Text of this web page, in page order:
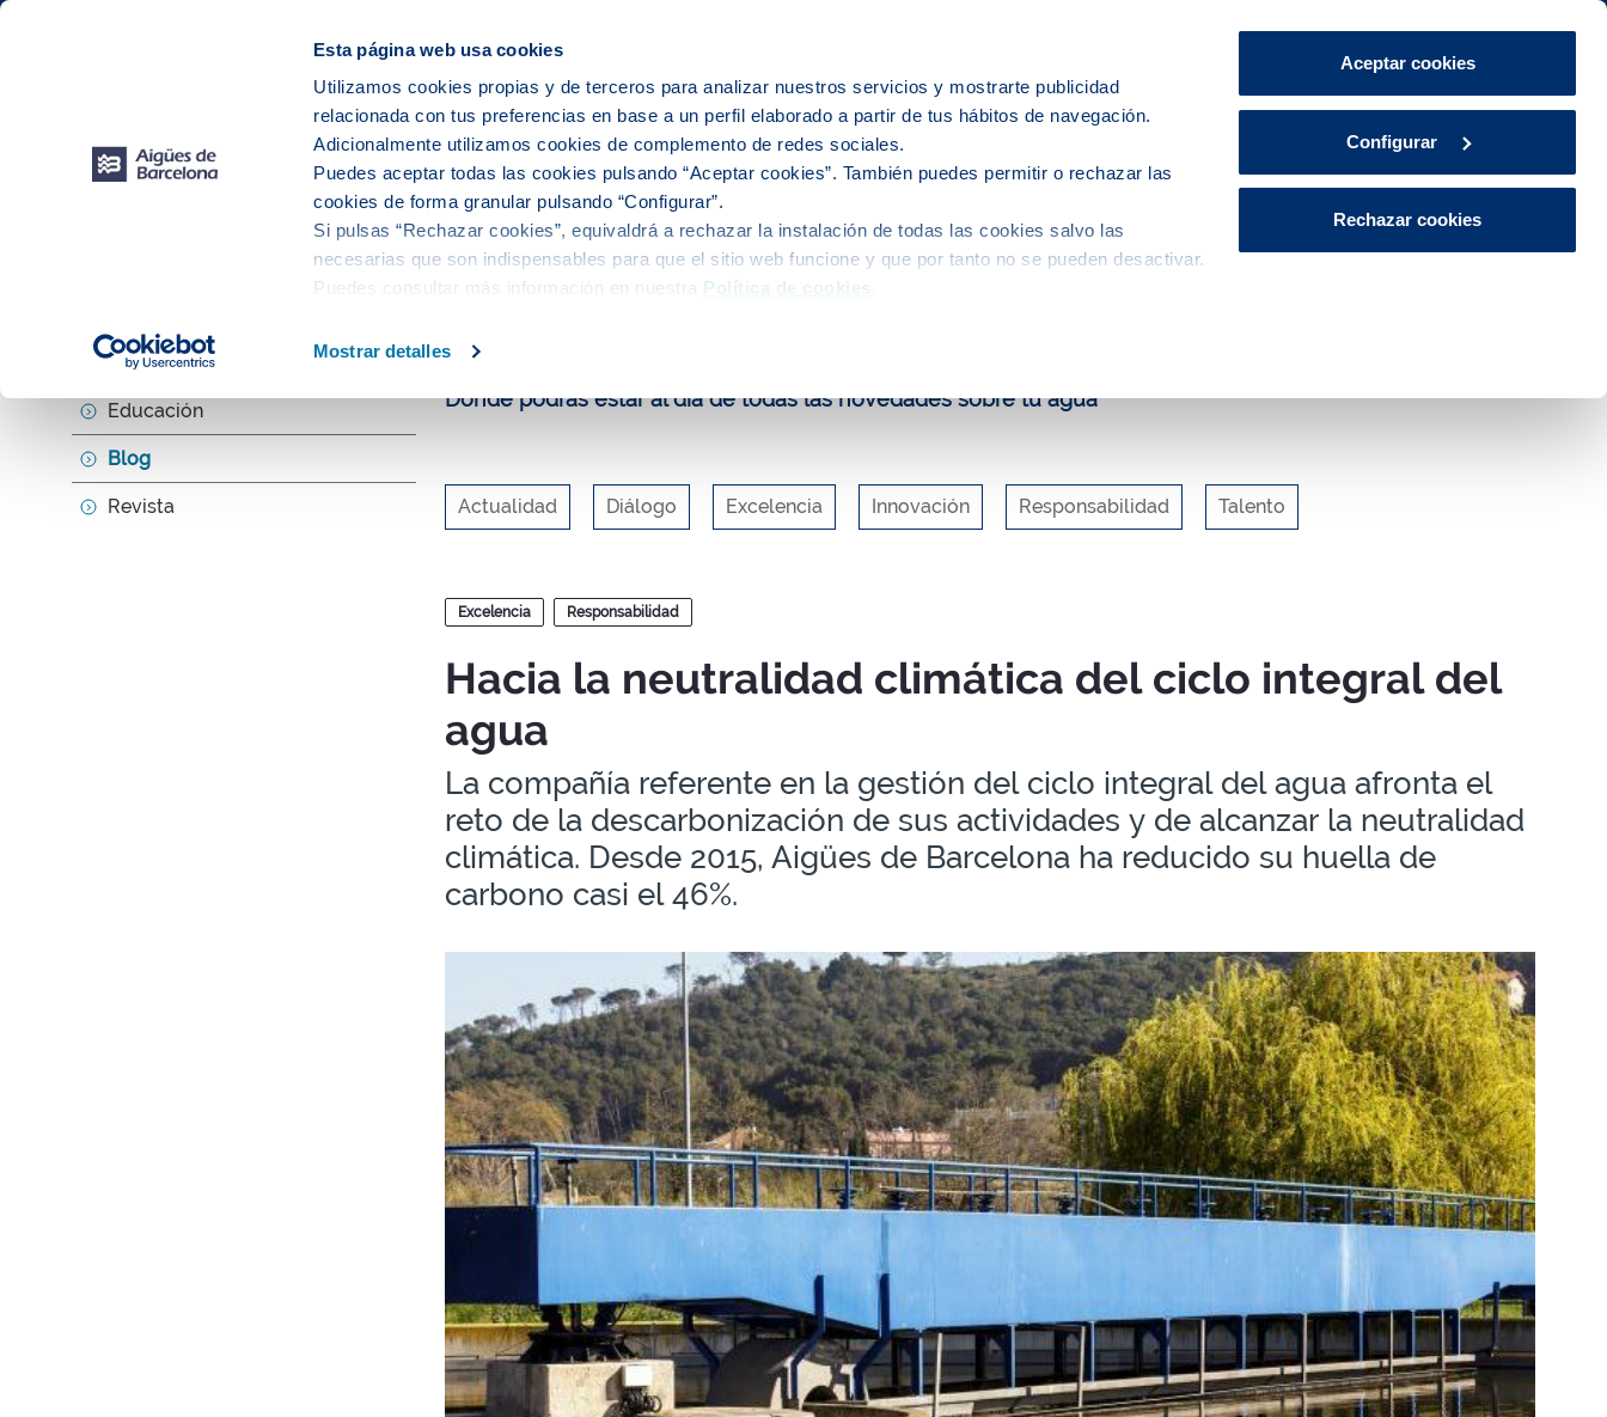
Esta página web usa cookies
Utilizamos cookies propias y de terceros para analizar nuestros servicios y mostrarte publicidad
relacionada con tus preferencias en base a un perfil elaborado a partir de tus hábitos de navegación.
Adicionalmente utilizamos cookies de complemento de redes sociales.
Puedes aceptar todas las cookies pulsando “Aceptar cookies”. También puedes permitir o rechazar las
cookies de forma granular pulsando “Configurar”.
Si pulsas “Rechazar cookies”, equivaldrá a rechazar la instalación de todas las cookies salvo las
necesarias que son indispensables para que el sitio web funcione y que por tanto no se pueden desactivar.
Puedes consultar más información en nuestra Política de cookies
Mostrar detalles
Aceptar cookies
Configurar
Rechazar cookies
CA ES Área de Clientes
Tu servicio del agua El agua en tu ciudad Explora, educa y participa Contacto
Agenda
Educación
Blog
Revista
Explora, educa y participa Blog Hacia la neutralidad climática del ciclo integral del agua
Donde podrás estar al día de todas las novedades sobre tu agua
Actualidad Diálogo Excelencia Innovación Responsabilidad Talento
Blogs
Excelencia Responsabilidad
Hacia la neutralidad climática del ciclo integral del
agua
La compañía referente en la gestión del ciclo integral del agua afronta el
reto de la descarbonización de sus actividades y de alcanzar la neutralidad
climática. Desde 2015, Aigües de Barcelona ha reducido su huella de
carbono casi el 46%.